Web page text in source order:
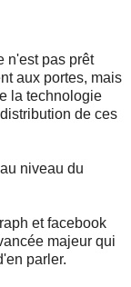
n'est pas prêt
aux portes, mais
la technologie
de ces
niveau du
et facebook
majeur qui
parler.